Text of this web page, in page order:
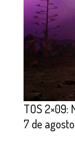
TOS 2×09:
7 de